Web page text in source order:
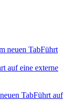
neuen TabFührt
auf eine externe
TabFührt auf